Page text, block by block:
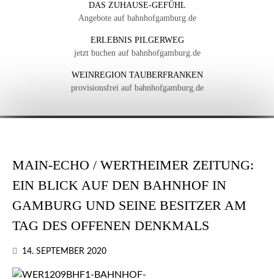
DAS ZUHAUSE-GEFÜHL
Angebote auf bahnhofgamburg.de
ERLEBNIS PILGERWEG
jetzt buchen auf bahnhofgamburg.de
WEINREGION TAUBERFRANKEN
provisionsfrei auf bahnhofgamburg.de
MAIN-ECHO / WERTHEIMER ZEITUNG:
EIN BLICK AUF DEN BAHNHOF IN
GAMBURG UND SEINE BESITZER AM
TAG DES OFFENEN DENKMALS
14. SEPTEMBER 2020